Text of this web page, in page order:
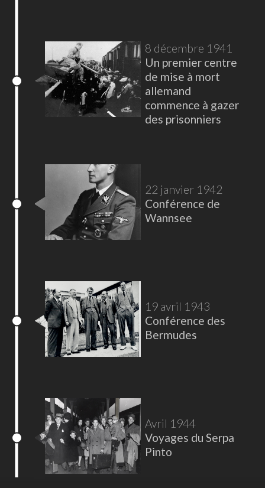
8 décembre 1941
Un premier centre
de mise à mort
allemand
commence à gazer
des prisonniers
22 janvier 1942
Conférence de
Wannsee
19 avril 1943
Conférence des
Bermudes
Avril 1944
Voyages du Serpa
Pinto